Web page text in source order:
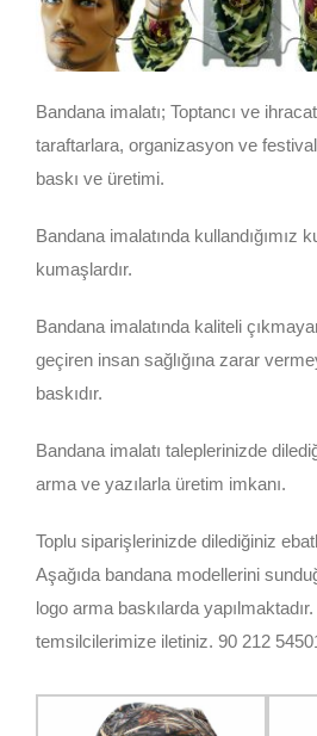
Bandana imalatı; Toptancı ve
taraftarlara, organizasyon ve
baskı ve üretimi.
Bandana imalatında kullandığımız
kumaşlardır.
Bandana imalatında kaliteli
geçiren insan sağlığına zarar
baskıdır.
Bandana imalatı taleplerinizde
arma ve yazılarla üretim imkanı.
Toplu siparişlerinizde dilediğiniz
Aşağıda bandana modellerini
logo arma baskılarda
temsilcilerimize iletiniz. 90 212